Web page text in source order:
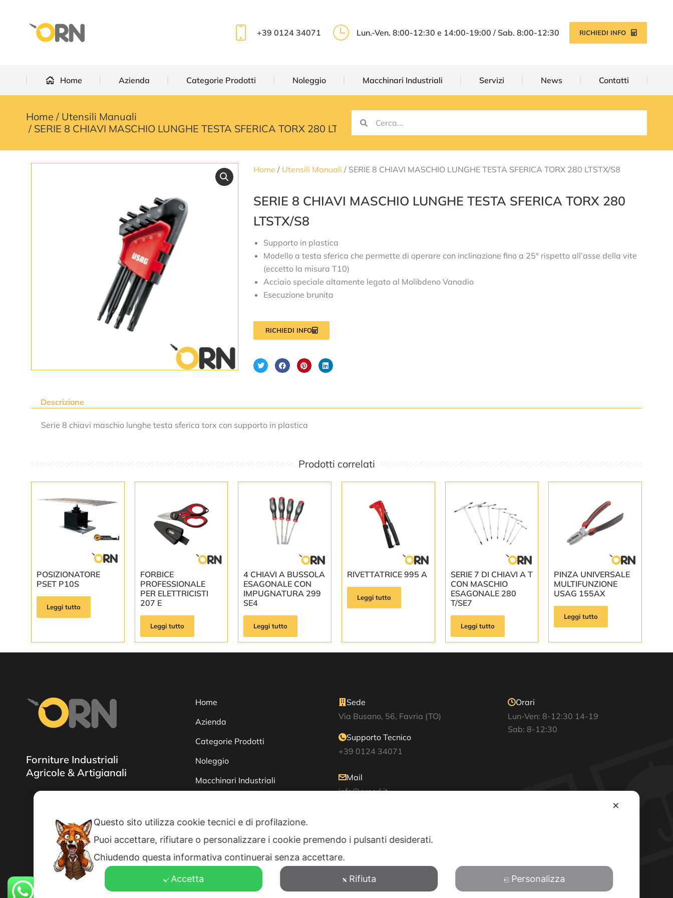
+39 0124 34071 Lun.-Ven. 8:00-12:30 e 14:00-19:00 / Sab. 8:00-12:30 RICHIEDI INFO
Home Azienda Categorie Prodotti Noleggio Macchinari Industriali Servizi News Contatti
You are here:
Home
Utensili Manuali
SERIE 8 CHIAVI MASCHIO LUNGHE TESTA SFERICA TORX 280 LTSTX/S8
Home / Utensili Manuali / SERIE 8 CHIAVI MASCHIO LUNGHE TESTA SFERICA TORX 280 LTSTX/S8
SERIE 8 CHIAVI MASCHIO LUNGHE TESTA SFERICA TORX 280
LTSTX/S8
Supporto in plastica
Modello a testa sferica che permette di operare con inclinazione fino a 25° rispetto all’asse della vite
(eccetto la misura T10)
Acciaio speciale altamente legato al Molibdeno Vanadio
Esecuzione brunita
RICHIEDI INFO
Descrizione
Serie 8 chiavi maschio lunghe testa sferica torx con supporto in plastica
Prodotti correlati
POSIZIONATORE
PSET P10S
Leggi tutto
FORBICE
PROFESSIONALE
PER ELETTRICISTI
207 E
Leggi tutto
4 CHIAVI A BUSSOLA
ESAGONALE CON
IMPUGNATURA 299
SE4
Leggi tutto
RIVETTATRICE 995 A
Leggi tutto
SERIE 7 DI CHIAVI A T
CON MASCHIO
ESAGONALE 280
T/SE7
Leggi tutto
PINZA UNIVERSALE
MULTIFUNZIONE
USAG 155AX
Leggi tutto
Forniture Industriali
Agricole & Artigianali
Home
Azienda
Categorie Prodotti
Noleggio
Macchinari Industriali
News
Contatti
Sede
Via Busano, 56, Favria (TO)
Supporto Tecnico
+39 0124 34071
Mail
info@ornsrl.it
Consenso
Orari
Lun-Ven: 8-12:30 14-19
Sab: 8-12:30
© O.R.N. srl IT07186620014 Rea 8599719 Tutti i diritti riservati • Privacy Policy
✕
Questo sito utilizza cookie tecnici e di profilazione.
Puoi accettare, rifiutare o personalizzare i cookie premendo i pulsanti desiderati.
Chiudendo questa informativa continuerai senza accettare.
Accetta Rifiuta Personalizza